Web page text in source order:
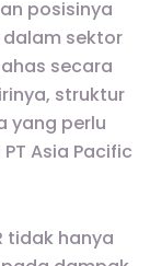
posisinya
sektor
secara
struktur
yang perlu
Asia Pacific
tidak hanya